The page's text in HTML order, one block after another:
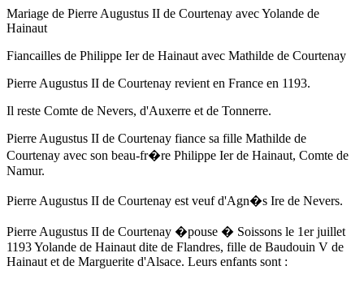
Mariage de Pierre Augustus II de Courtenay avec Yolande de
Hainaut
Fiancailles de Philippe Ier de Hainaut avec Mathilde de Courtenay
Pierre Augustus II de Courtenay revient en France en 1193.
Il reste Comte de Nevers, d'Auxerre et de Tonnerre.
Pierre Augustus II de Courtenay fiance sa fille Mathilde de
Courtenay avec son beau-fr�re Philippe Ier de Hainaut, Comte de
Namur.
Pierre Augustus II de Courtenay est veuf d'Agn�s Ire de Nevers.
Pierre Augustus II de Courtenay �pouse � Soissons le 1er juillet
1193Yolande de Hainaut dite de Flandres, fille de Baudouin V de
Hainaut et de Marguerite d'Alsace. Leurs enfants sont :